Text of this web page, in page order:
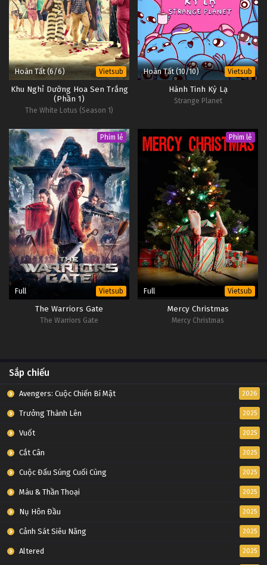
Hoàn Tất (6/6) Vietsub
Khu Nghỉ Dưỡng Hoa Sen Trắng
(Phần 1)
The White Lotus (Season 1)
Hoàn Tất (10/10) Vietsub
Hành Tinh Kỳ Lạ
Strange Planet
Phim lẻ
Full Vietsub
The Warriors Gate
The Warriors Gate
Phim lẻ
Full Vietsub
Mercy Christmas
Mercy Christmas
Sắp chiếu
Avengers: Cuộc Chiến Bí Mật 2026
Trưởng Thành Lên 2025
Vuốt 2025
Cắt Cân 2025
Cuộc Đấu Súng Cuối Cùng 2025
Máu & Thần Thoại 2025
Nụ Hôn Đầu 2025
Cảnh Sát Siêu Năng 2025
Altered 2025